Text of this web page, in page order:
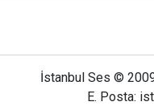
İstanbul Ses ©
E. Posta: